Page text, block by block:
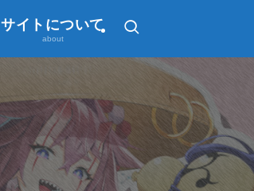
サイトについて
about